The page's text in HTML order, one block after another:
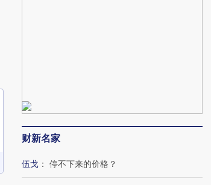
财新名家
伍戈 ： 停不下来的价格？